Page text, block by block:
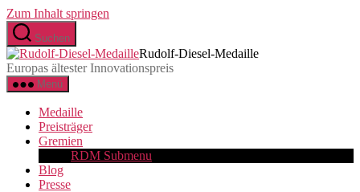
Zum Inhalt springen
Suchen
Rudolf-Diesel-Medaille
Europas ältester Innovationspreis
Menü
Medaille
Preisträger
Gremien
RDM Submenu
Blog
Presse